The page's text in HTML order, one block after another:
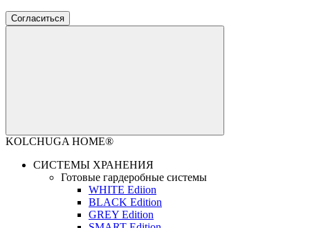
Согласиться
KOLCHUGA HOME®
СИСТЕМЫ ХРАНЕНИЯ
Готовые гардеробные системы
WHITE Ediion
BLACK Edition
GREY Edition